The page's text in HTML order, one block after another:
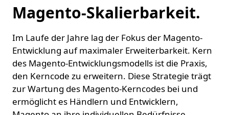
Magento-Skalierbarkeit.
Im Laufe der Jahre lag der Fokus der Magento-
Entwicklung auf maximaler Erweiterbarkeit. Kern
des Magento-Entwicklungsmodells ist die Praxis,
den Kerncode zu erweitern. Diese Strategie trägt
zur Wartung des Magento-Kerncodes bei und
ermöglicht es Händlern und Entwicklern,